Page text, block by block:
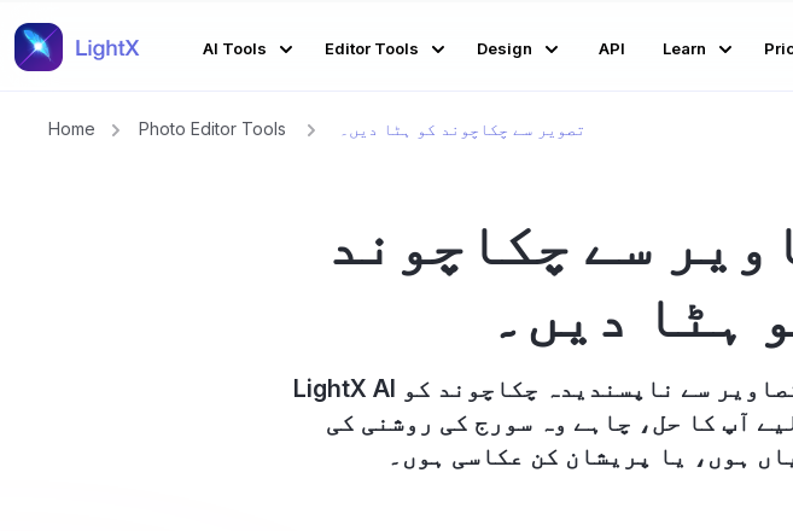
AI Tools Editor Tools Design API Learn
Home Photo Editor Tools تصویر سے چکاچوند کو ہٹا دیں۔
سے چکاچوند
ہٹا دیں۔
LightX AI چکاچوند ہٹانے والے کے ساتھ آسانی سے اپنی تصاویر سے ناپسندیدہ چکاچوند کو
آپ کا حل، چاہے وہ سورج کی روشنی کی
ہوں، یا پریشان کن عکاسی ہوں۔